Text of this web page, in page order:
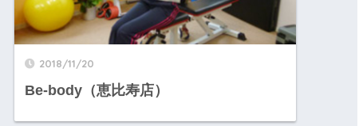
2018/11/20
Be-body（恵比寿店）